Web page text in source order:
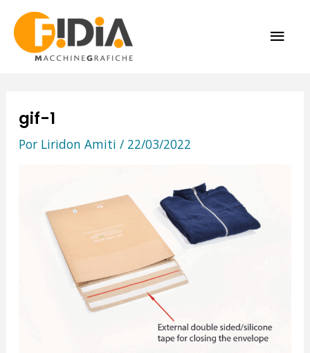
contenido
gif-1
Por Liridon Amiti / 22/03/2022